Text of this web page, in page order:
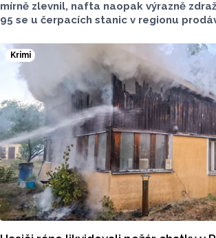
mírně zlevnil, nafta naopak výrazně
95 se u čerpacích stanic v regionu
O 84 haléřů zdražila nafta, za litr teď
44,84 koruny. Podle údajů společnosti
sleduje, je benzin v současnosti o 7,73
před rokem, za naftu tehdy motoristé
koruny méně.
Krimi